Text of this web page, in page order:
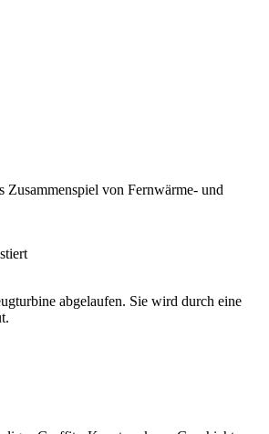
von Fernwärme- und
abgelaufen. Sie wird durch eine